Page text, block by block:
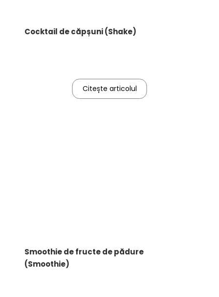
Cocktail de căpșuni (Shake)
Citește articolul
Smoothie de fructe de pădure
(Smoothie)